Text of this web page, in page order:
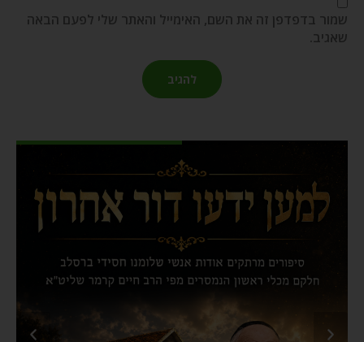
שמור בדפדפן זה את השם, האימייל והאתר שלי לפעם הבאה
שאגיב.